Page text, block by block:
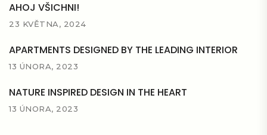
AHOJ VŠICHNI!
23 KVĚTNA, 2024
APARTMENTS DESIGNED BY THE LEADING INTERIOR
13 ÚNORA, 2023
NATURE INSPIRED DESIGN IN THE HEART
13 ÚNORA, 2023